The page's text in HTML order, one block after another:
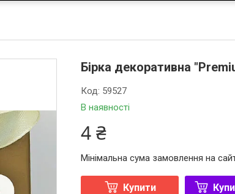
Бірка декоративна
В наявності
Код: 59527
4 ₴
Мінімальна сума замовлення на
Купити